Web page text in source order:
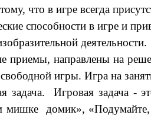
что в игре всегда
способности в игре и
деятельности.
направлены на
свободной игры. Игра на
задача. Игровая задача -
мишке домик»,